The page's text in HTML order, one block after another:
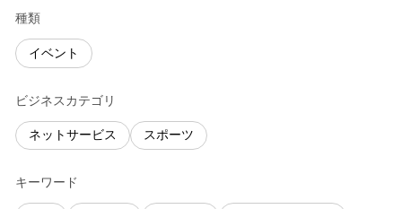
種類
イベント
ビジネスカテゴリ
ネットサービス スポーツ
キーワード